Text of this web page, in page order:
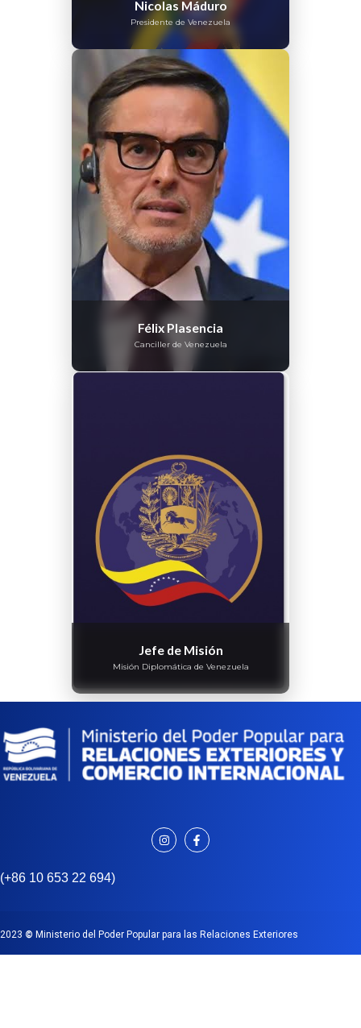
Nicolas Máduro
Presidente de Venezuela
Félix Plasencia
Canciller de Venezuela
Jefe de Misión
Misión Diplomática de Venezuela
(+86 10 653 22 694)
2023 © Ministerio del Poder Popular para las Relaciones Exteriores